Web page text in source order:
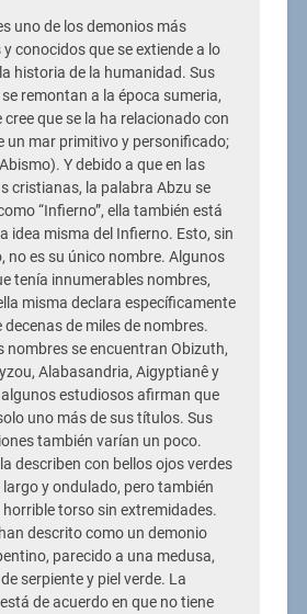
uno de los demonios más
conocidos que se extiende a lo
historia de la humanidad. Sus
remontan a la época sumeria,
cree que se la ha relacionado con
un mar primitivo y personificado;
Y debido a que en las
cristianas, la palabra Abzu se
“Infierno”, ella también está
idea misma del Infierno. Esto, sin
no es su único nombre. Algunos
tenía innumerables nombres,
misma declara específicamente
decenas de miles de nombres.
nombres se encuentran Obizuth,
Alabasandria, Aigyptianê y
algunos estudiosos afirman que
uno más de sus títulos. Sus
también varían un poco.
describen con bellos ojos verdes
largo y ondulado, pero también
torso sin extremidades.
descrito como un demonio
parecido a una medusa,
serpiente y piel verde. La
de acuerdo en que no tiene